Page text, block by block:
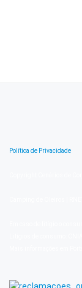
Política de Privacidade